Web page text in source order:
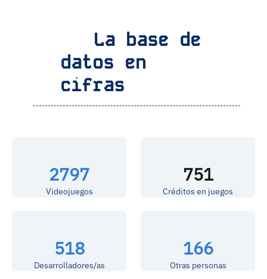
La base de
datos en
cifras
2797
Videojuegos
751
Créditos en juegos
518
Desarrolladores/as
166
Otras personas